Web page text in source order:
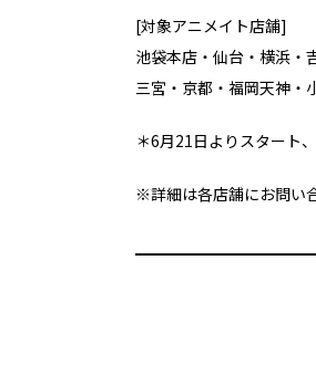
[対象アニメイト店舗]
池袋本店・仙台・横浜・
三宮・京都・福岡天神・
＊6月21日よりスタート
※詳細は各店舗にお問い